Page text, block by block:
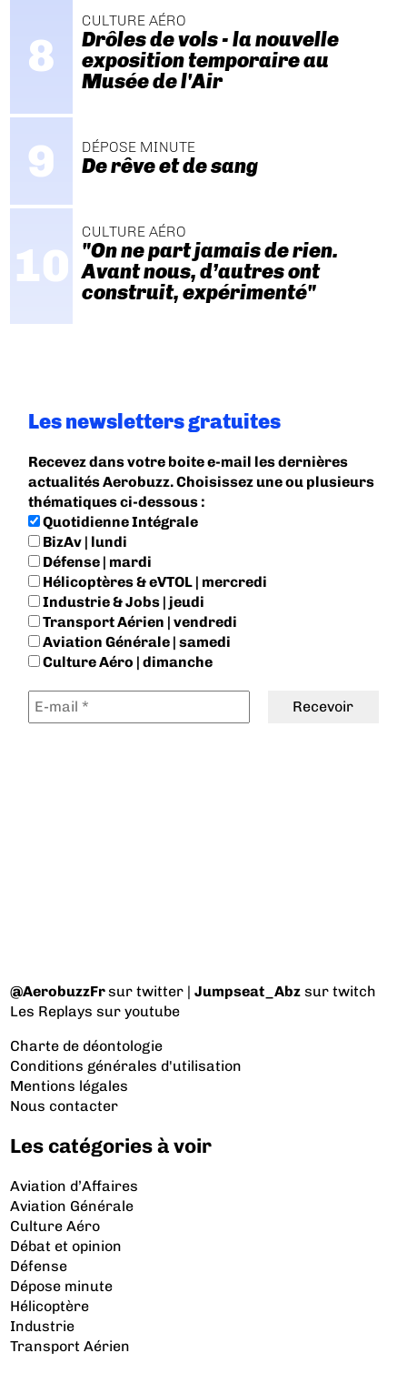
CULTURE AÉRO
Drôles de vols - la nouvelle
exposition temporaire au
Musée de l'Air
DÉPOSE MINUTE
De rêve et de sang
CULTURE AÉRO
"On ne part jamais de rien.
Avant nous, d’autres ont
construit, expérimenté"
Les newsletters gratuites
Recevez dans votre boite e-mail les dernières
actualités Aerobuzz. Choisissez une ou plusieurs
thématiques ci-dessous :
Quotidienne Intégrale
BizAv | lundi
Défense | mardi
Hélicoptères & eVTOL | mercredi
Industrie & Jobs | jeudi
Transport Aérien | vendredi
Aviation Générale | samedi
Culture Aéro | dimanche
@AerobuzzFrsur twitter |Jumpseat_Abz sur twitch
Les Replays sur youtube
Charte de déontologie
Conditions générales d'utilisation
Mentions légales
Nous contacter
Les catégories à voir
Aviation d’Affaires
Aviation Générale
Culture Aéro
Débat et opinion
Défense
Dépose minute
Hélicoptère
Industrie
Transport Aérien